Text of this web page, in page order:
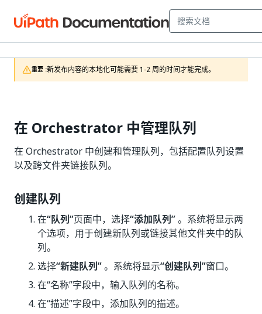
重要 :新发布内容的本地化可能需要 1-2 周的时间才能完成。
在 Orchestrator 中管理队列
在 Orchestrator 中创建和管理队列，包括配置队列设置
以及跨文件夹链接队列。
创建队列
在“队列”页面中，选择“添加队列”。系统将显示两
个选项，用于创建新队列或链接其他文件夹中的队
列。
选择“新建队列”。系统将显示“创建队列”窗口。
在“名称”字段中，输入队列的名称。
在“描述”字段中，添加队列的描述。